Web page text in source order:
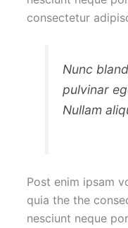
consectetur
Nunc
pulvinar
Nullam
Post enim ipsam
quia the the
nesciunt neque